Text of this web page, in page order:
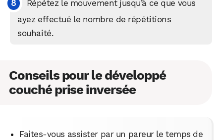
Répétez le mouvement jusqu’à ce que vous
ayez effectué le nombre de répétitions
souhaité.
Conseils pour le développé
couché prise inversée
Faites-vous assister par un pareur le temps de